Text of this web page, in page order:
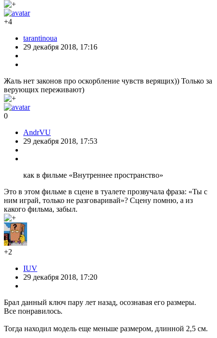
+4
tarantinoua
29 декабря 2018, 17:16
Жаль нет законов про оскорбление чувств верящих)) Только за
верующих переживают)
0
AndrVU
29 декабря 2018, 17:53
как в фильме «Внутреннее пространство»
Это в этом фильме в сцене в туалете прозвучала фраза: «Ты с
ним играй, только не разговаривай»? Сцену помню, а из
какого фильма, забыл.
+2
IUV
29 декабря 2018, 17:20
Брал данный ключ пару лет назад, осознавая его размеры.
Все понравилось.
Тогда находил модель еще меньше размером, длинной 2,5 см.